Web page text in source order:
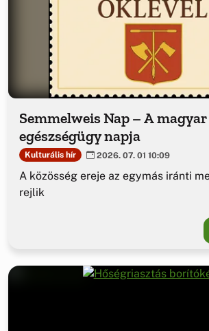
Semmelweis Nap – A magyar
egészségügy napja
Kulturális hír 2026. 07. 01 10:09
A közösség ereje az egymás iránti
rejlik